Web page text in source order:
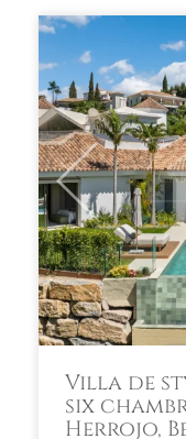
Previous
Villa de
six
Herrojo,